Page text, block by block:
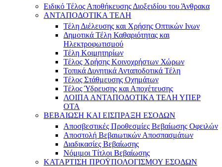
Ειδικό Τέλος Αποθήκευσης Διοξειδίου του Άνθρακα
ΑΝΤΑΠΟΔΟΤΙΚΑ ΤΕΛΗ
Τέλη Διέλευσης και Χρήσης Οπτικών Ινων
Δημοτικά Τέλη Καθαριότητας και
Ηλεκτροφωτισμού
Τέλη Κοιμητηρίων
Τέλος Χρήσης Κοινοχρήστων Χώρων
Τοπικά Δυνητικά Ανταποδοτικά Τέλη
Τέλος Στάθμευσης Οχημάτων
Τέλος Ύδρευσης και Αποχέτευσης
ΛΟΙΠΑ ΑΝΤΑΠΟΔΟΤΙΚΑ ΤΕΛΗ ΥΠΕΡ
ΟΤΑ
ΒΕΒΑΙΩΣΗ ΚΑΙ ΕΙΣΠΡΑΞΗ ΕΣΟΔΩΝ
Αποσβεστικές Προθεσμίες Βεβαίωσης Οφειλών
Αποστολή Βεβαιωτικών Αποσπασμάτων
Διαδικασίες Βεβαίωσης
Νόμιμοι Τίτλοι Βεβαίωσης
ΚΑΤΑΡΤΙΣΗ ΠΡΟΫΠΟΛΟΓΙΣΜΟΥ ΕΣΟΔΩΝ